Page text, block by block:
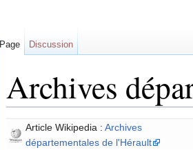
Archives
Article Wikipedia : Archives
départementales de l'Hérault
Page Discussion